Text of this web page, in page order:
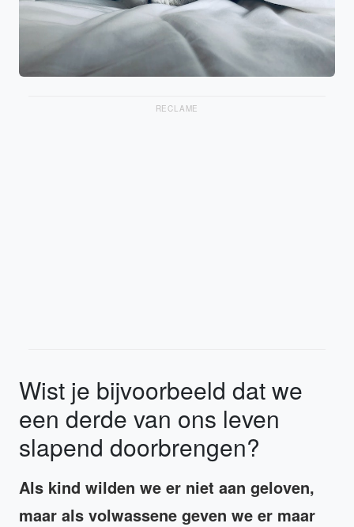
RECLAME
Wist je bijvoorbeeld dat we
een derde van ons leven
slapend doorbrengen?
Als kind wilden we er niet aan geloven,
maar als volwassene geven we er maar